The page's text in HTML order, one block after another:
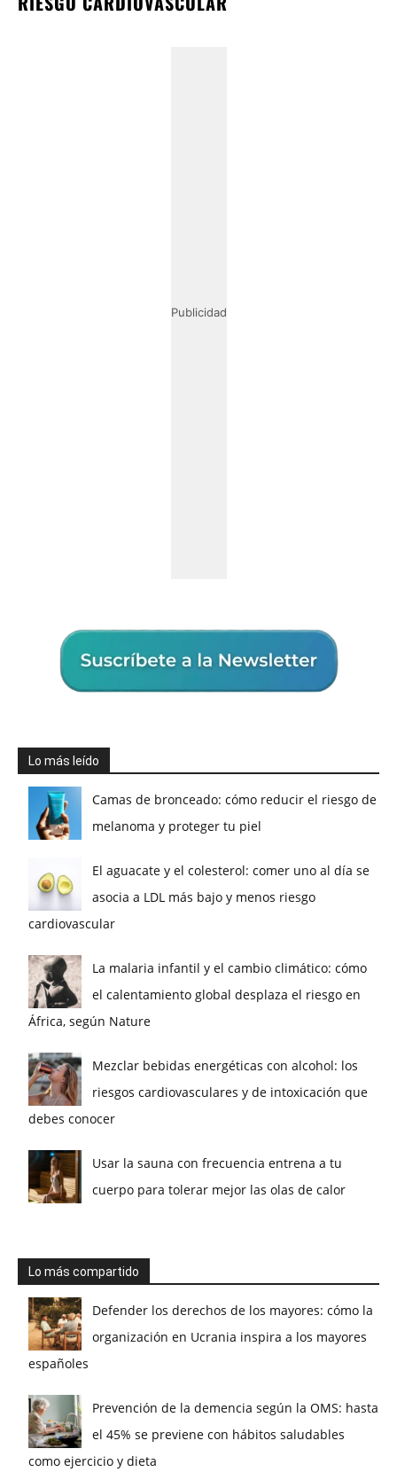
Publicidad
Lo más leído
Camas de bronceado: cómo reducir el riesgo de
melanoma y proteger tu piel
El aguacate y el colesterol: comer uno al día se
asocia a LDL más bajo y menos riesgo
cardiovascular
La malaria infantil y el cambio climático: cómo
el calentamiento global desplaza el riesgo en
África, según Nature
Mezclar bebidas energéticas con alcohol: los
riesgos cardiovasculares y de intoxicación que
debes conocer
Usar la sauna con frecuencia entrena a tu
cuerpo para tolerar mejor las olas de calor
Lo más compartido
Defender los derechos de los mayores: cómo la
organización en Ucrania inspira a los mayores
españoles
Prevención de la demencia según la OMS: hasta
el 45% se previene con hábitos saludables
como ejercicio y dieta